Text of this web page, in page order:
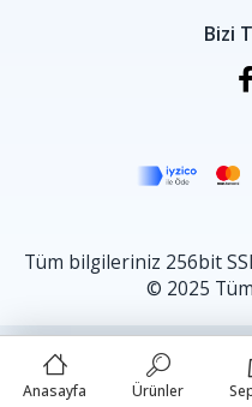
Bizi
Tüm bilgileriniz 256bit
© 2025 Tüm
Anasayfa Ürünler